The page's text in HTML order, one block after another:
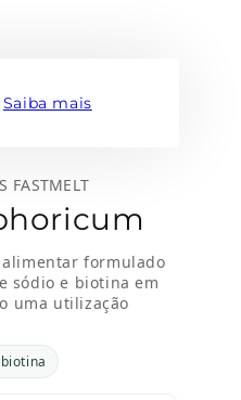
Saiba mais
FASTMELT
formulado
sódio e biotina em
uma utilização